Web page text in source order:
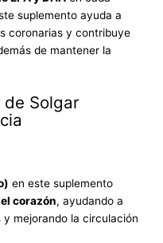
suplemento ayuda a
coronarias y contribuye
de mantener la
Solgar
en este suplemento
corazón, ayudando a
mejorando la circulación